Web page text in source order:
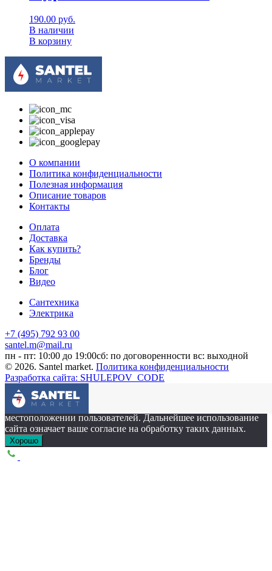
190.00 руб.
В наличии
В корзину
О компании
Политика конфиденциальности
Полезная информация
Описание товаров
Контакты
Оплата
Доставка
Как купить?
Бренды
Блог
Видео
Сантехника
Электрика
+7 (495) 792 93 00
santel.m@mail.ru
пн - пт: 10:00 до 19:00сб: по договоренности вс: выходной
© 2026. Santel market. Политика конфиденциальности
Разработка сайта: SHULEPOV_CODE
Этот сайт собирает cookie-файлы, данные об IP-адресе и
местоположении пользователей. Дальнейшее использование
сайта означает ваше согласие на обработку таких данных.
Хорошо